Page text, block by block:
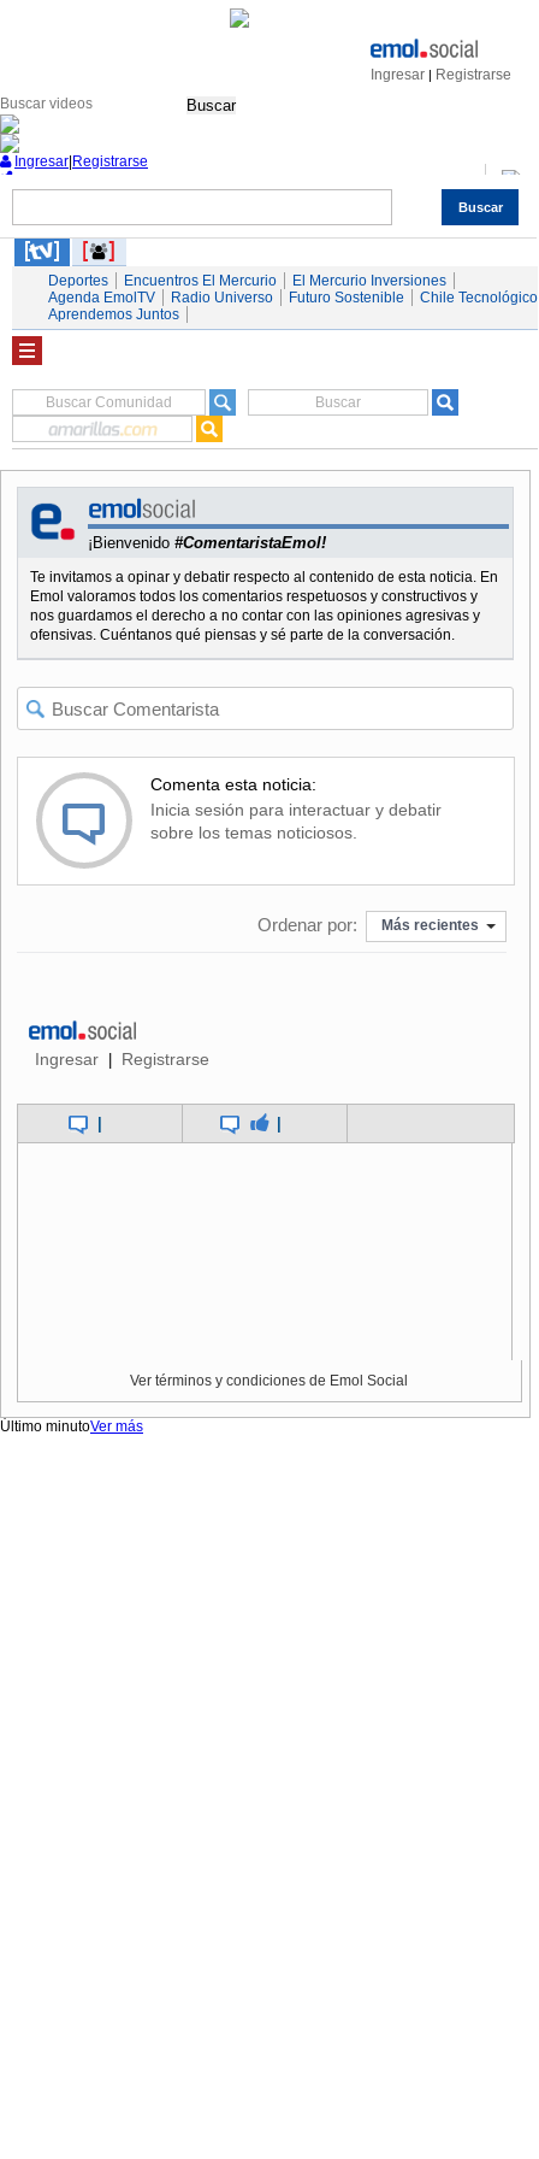
Ingresar | Registrarse
Buscar
Buscar
Ingresar Registrarse
Servicios
Deportes Encuentros El Mercurio
El Mercurio Inversiones
Agenda EmolTV
Radio Universo Futuro Sostenible
Chile Tecnológico
Aprendemos Juntos
¡Bienvenido #ComentaristaEmol!
Te invitamos a opinar y debatir respecto al contenido de esta noticia. En
Emol valoramos todos los comentarios respetuosos y constructivos y
nos guardamos el derecho a no contar con las opiniones agresivas y
ofensivas. Cuéntanos qué piensas y sé parte de la conversación.
Comenta esta noticia:
Inicia sesión para interactuar y debatir
sobre los temas noticiosos.
Ordenar por: Más recientes
Ingresar | Registrarse
| |
Ver términos y condiciones de Emol Social
Último minutoVer más